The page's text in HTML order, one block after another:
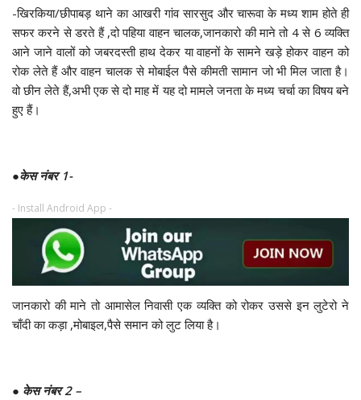
-खिरकिया/छीपाबड़ थाने का आखरी गांव सारसुद और चारूवा के मध्य शाम होते ही
सफर करने से डरते हैं ,दो पहिया वाहन चालक,जानकारो की माने तो 4 से 6 व्यक्ति
आने जाने वालों को जबरदस्ती हाथ देकर या वाहनों के सामने खड़े होकर वाहन को
रोक लेते हैं और वाहन चालक से मोबाईल पैसे कीमती सामान जो भी मिल जाता है।
वो छीन लेते हैं,अभी एक से दो माह में यह दो मामले जनता के मध्य चर्चा का विषय बने
हुए हैं।
●केस नंबर 1-
- Install Android App -
जानकारो की माने तो आमासेल निवासी एक व्यक्ति को रोकर उससे इन लुटेरो ने
चाँदी का कड़ा ,मोबाइल,पैसे समान को लुट लिया है।
● केस नंबर 2 –